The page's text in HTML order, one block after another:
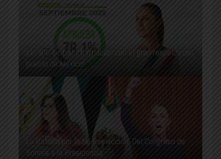
¡Un año de transformación con el gran respaldo del
pueblo de México!
La Batalla por la No Reelección: Del Congreso de
Sonora a la Presidencia